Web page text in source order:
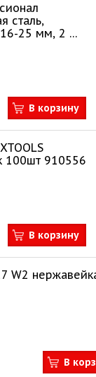
сталь,
25 мм, 2 шт
В корзину
100шт 910556
В корзину
W2
В